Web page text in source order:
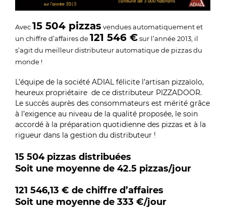
Avec15 504 pizzasvendues automatiquement et
un chiffre d’affaires de121 546 €sur l’année 2013, il
s’agit du meilleur distributeur automatique de pizzas du
monde !
L’équipe de la société ADIAL félicite l’artisan pizzaïolo,
heureux propriétaire de ce distributeur PIZZADOOR.
Le succès auprès des consommateurs est mérité grâce
à l’exigence au niveau de la qualité proposée, le soin
accordé à la préparation quotidienne des pizzas et à la
rigueur dans la gestion du distributeur !
15 504 pizzas distribuées
Soit une moyenne de 42.5 pizzas/jour
121 546,13 € de chiffre d’affaires
Soit une moyenne de 333 €/jour